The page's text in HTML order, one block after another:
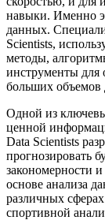
навыки. Именно
данных.
Scientists,
методы,
инструменты для
больших объемов
Одной из
ценной
Data Scientists
прогнозировать
закономерности
основе анализа
различных
спортивной